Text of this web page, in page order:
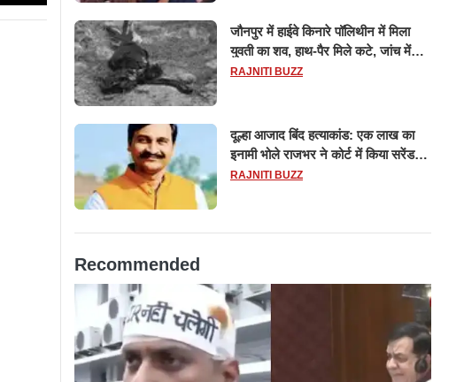
जौनपुर में हाईवे किनारे पॉलिथीन में मिला
युवती का शव, हाथ-पैर मिले कटे, जांच में
जुटी पुलिस
RAJNITI BUZZ
दूल्हा आजाद बिंद हत्याकांड: एक लाख का
इनामी भोले राजभर ने कोर्ट में किया सरेंडर,
14 दिन के लिए भेजा गया जेल
RAJNITI BUZZ
Recommended